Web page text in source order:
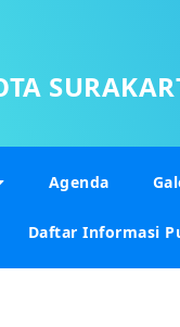
Agenda
Daftar Informasi